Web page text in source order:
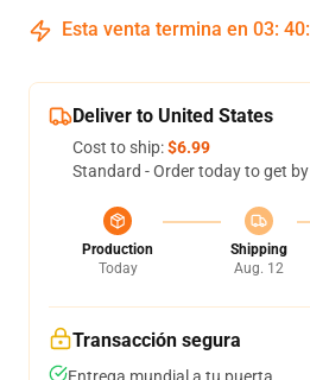
Esta venta termina en 03: 40:
Deliver to United States
Cost to ship:$6.99
Standard - Order today to get by
Production
Today
Shipping
Aug. 12
Transacción segura